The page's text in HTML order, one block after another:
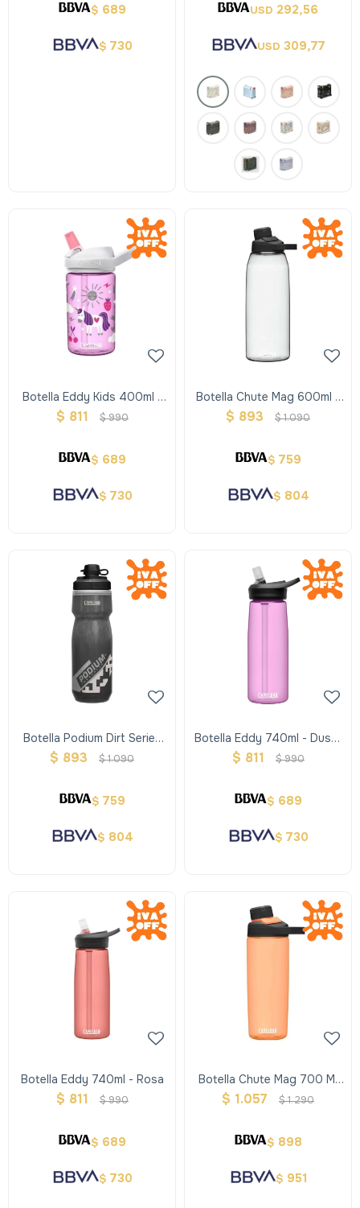
$ 689
$ 730
USD 292,56
USD 309,77
Botella Eddy Kids 400ml -
Fiesta De Unicorn
$ 811 $990
$ 689
$ 730
Botella Chute Mag 600ml -
Transparente
$ 893 $1.090
$ 759
$ 804
Botella Podium Dirt Series
Chill 600ml, Doble
$ 893 $1.090
$ 759
$ 804
Botella Eddy 740ml - Dusty
Lavender
$ 811 $990
$ 689
$ 730
Botella Eddy 740ml - Rosa
$ 811 $990
$ 689
$ 730
Botella Chute Mag 700 Ml
Dragonfruit
$ 1.057 $1.290
$ 898
$ 951